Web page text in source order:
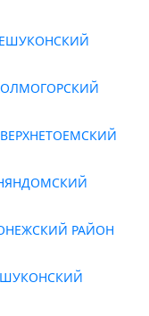
ЛЕШУКОНСКИЙ
ХОЛМОГОРСКИЙ
ВЕРХНЕТОЕМСКИЙ
НЯНДОМСКИЙ
ОНЕЖСКИЙ РАЙОН